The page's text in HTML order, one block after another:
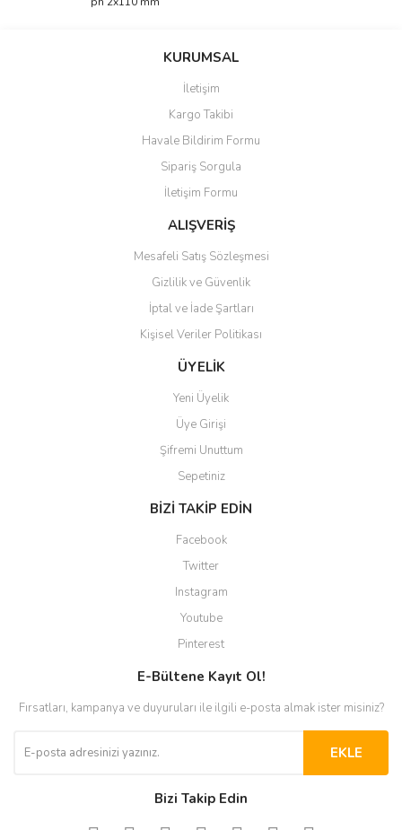
Ürün bilgilerinde hatalar bulunuyor.
Ürün fiyatı diğer sitelerden daha pahalı.
Bu ürüne benzer farklı alternatifler olmalı.
Gönder
KURUMSAL
İletişim
Kargo Takibi
Havale Bildirim Formu
Sipariş Sorgula
İletişim Formu
ALIŞVERİŞ
Mesafeli Satış Sözleşmesi
Gizlilik ve Güvenlik
İptal ve İade Şartları
Kişisel Veriler Politikası
ÜYELİK
Yeni Üyelik
Üye Girişi
Şifremi Unuttum
Sepetiniz
BİZİ TAKİP EDİN
Facebook
Twitter
Instagram
Youtube
Pinterest
E-Bültene Kayıt Ol!
Fırsatları, kampanya ve duyuruları ile ilgili e-posta almak ister misiniz?
EKLE
Bizi Takip Edin